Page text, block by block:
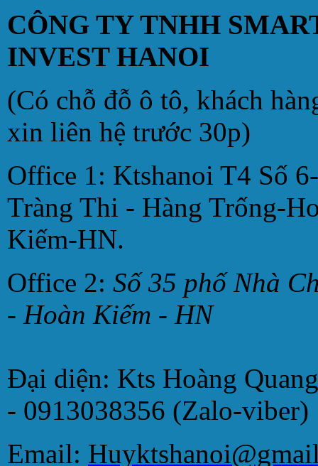
CÔNG TY TNHH
INVEST HANOI
(Có chỗ đỗ ô tô, khách
xin liên hệ trước 30p)
Office 1: Ktshanoi T4 Số
Tràng Thi - Hàng Trống-
Kiếm-HN.
Office 2: Số 35 phố Nhà
- Hoàn Kiếm - HN
Đại diện: Kts Hoàng
- 0913038356 (Zalo-viber)
Email: